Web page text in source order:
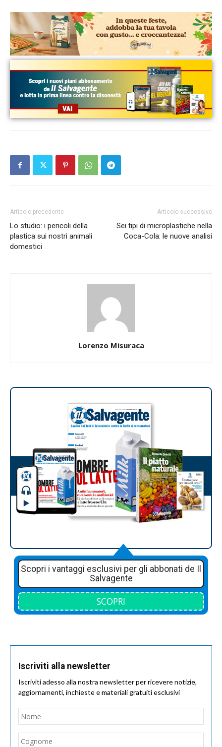
Articolo precedente
Lo studio: i pericoli della
plastica sui nostri animali
domestici
Articolo successivo
Sei tipi di microplastiche nella
Coca-Cola: le nuove analisi
Lorenzo Misuraca
Scopri i vantaggi esclusivi per gli abbonati de Il
Salvagente
SCOPRI
Iscriviti alla newsletter
Iscriviti adesso alla nostra newsletter per ricevere notizie,
aggiornamenti, inchieste e materiali gratuiti esclusivi
Nome